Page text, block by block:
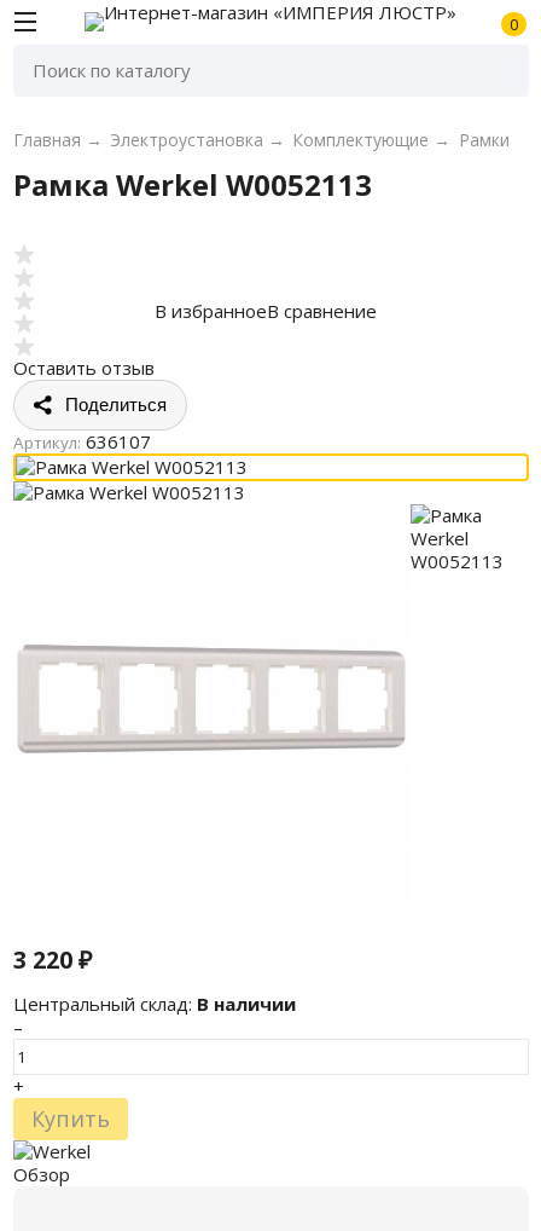
0
Главная → Электроустановка → Комплектующие → Рамки
Рамка Werkel W0052113
Оставить отзыв
В избранноеВ сравнение
Поделиться
Артикул: 636107
3 220₽
Центральный склад: В наличии
–
+
Купить
Обзор